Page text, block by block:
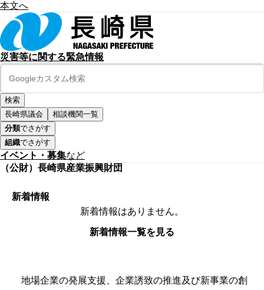
本文へ
災害等に関する緊急情報
長崎県議会
相談機関一覧
分類でさがす
組織でさがす
イベント・募集など
（公財）長崎県産業振興財団
新着情報
新着情報はありません。
新着情報一覧を見る
地場企業の発展支援、企業誘致の推進及び新事業の創